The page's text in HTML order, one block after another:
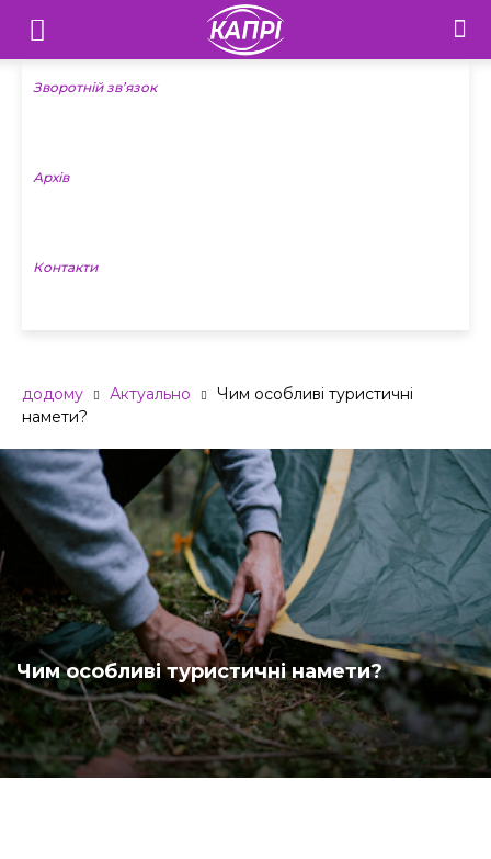
Телебачення
«Капрі»
Новини
Зворотній зв’язок
Архів
Контакти
додому Актуально
Чим особливі туристичні
намети?
Чим особливі туристичні намети?